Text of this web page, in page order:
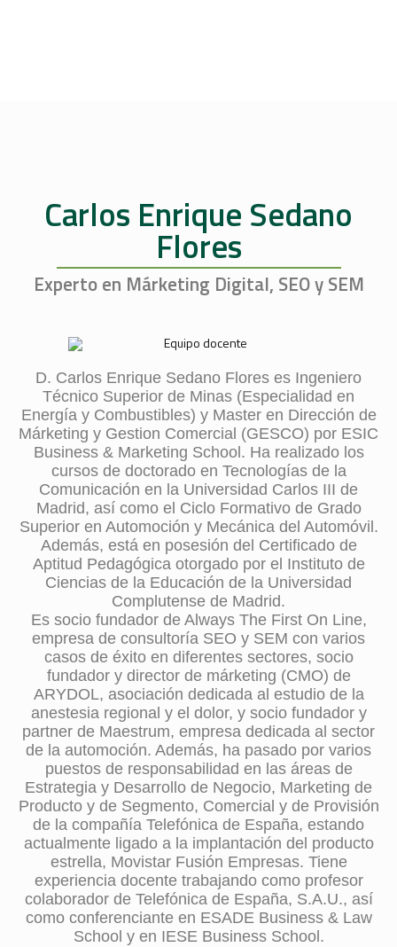
Carlos Enrique Sedano
Flores
Experto en Márketing Digital, SEO y SEM
D. Carlos Enrique Sedano Flores es Ingeniero
Técnico Superior de Minas (Especialidad en
Energía y Combustibles) y Master en Dirección de
Márketing y Gestion Comercial (GESCO) por ESIC
Business & Marketing School. Ha realizado los
cursos de doctorado en Tecnologías de la
Comunicación en la Universidad Carlos III de
Madrid, así como el Ciclo Formativo de Grado
Superior en Automoción y Mecánica del Automóvil.
Además, está en posesión del Certificado de
Aptitud Pedagógica otorgado por el Instituto de
Ciencias de la Educación de la Universidad
Complutense de Madrid.
Es socio fundador de Always The First On Line,
empresa de consultoría SEO y SEM con varios
casos de éxito en diferentes sectores, socio
fundador y director de márketing (CMO) de
ARYDOL, asociación dedicada al estudio de la
anestesia regional y el dolor, y socio fundador y
partner de Maestrum, empresa dedicada al sector
de la automoción. Además, ha pasado por varios
puestos de responsabilidad en las áreas de
Estrategia y Desarrollo de Negocio, Marketing de
Producto y de Segmento, Comercial y de Provisión
de la compañía Telefónica de España, estando
actualmente ligado a la implantación del producto
estrella, Movistar Fusión Empresas. Tiene
experiencia docente trabajando como profesor
colaborador de Telefónica de España, S.A.U., así
como conferenciante en ESADE Business & Law
School y en IESE Business School.